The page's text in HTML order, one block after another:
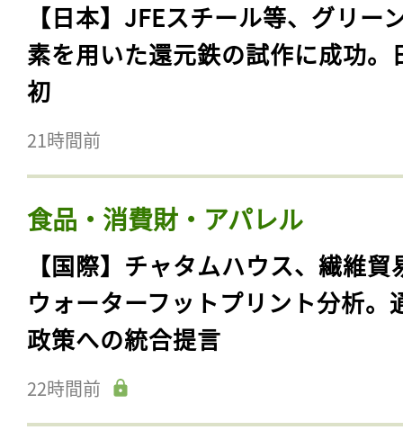
【日本】JFEスチール等、グリー
素を用いた還元鉄の試作に成功。
初
21時間前
食品・消費財・アパレル
【国際】チャタムハウス、繊維貿
ウォーターフットプリント分析。
政策への統合提言
22時間前